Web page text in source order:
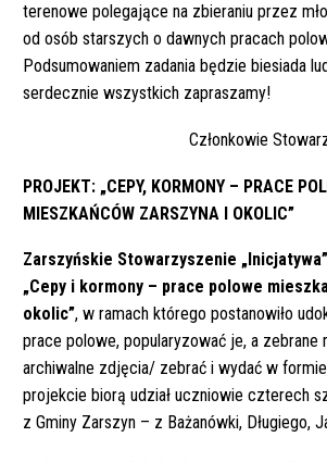
terenowe polegające na zbieraniu przez
od osób starszych o dawnych pracach
Podsumowaniem zadania będzie biesiada
serdecznie wszystkich zapraszamy!
Członkowie
PROJEKT: „CEPY, KORMONY – PRACE
MIESZKAŃCÓW ZARSZYNA I OKOLIC”
Zarszyńskie Stowarzyszenie
„Cepy i kormony – prace polowe
okolic”, w ramach którego postanowiło
prace polowe, popularyzować je, a zebrane
archiwalne zdjęcia/ zebrać i wydać w
projekcie biorą udział uczniowie czterech
z Gminy Zarszyn – z Bażanówki, Długiego,